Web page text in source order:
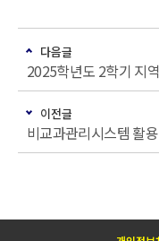
다음글
2025학년도 2학기 지
이전글
비교과관리시스템 활